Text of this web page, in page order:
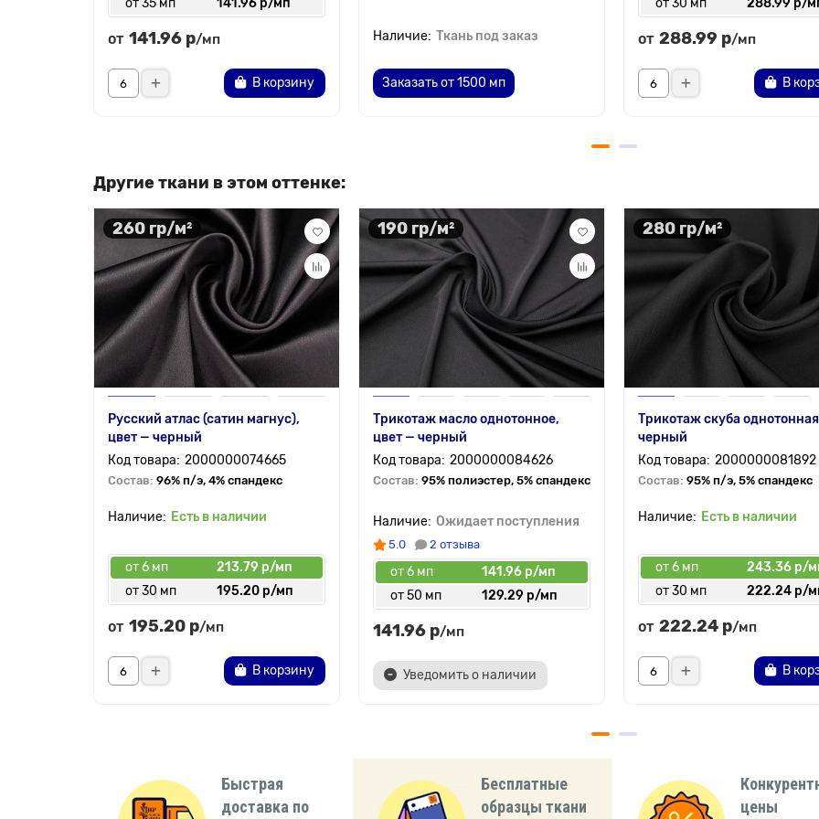
от 35 мп
141.96 р/мп
от 141.96 р/мп
В корзину
Ткань под заказ
Заказать от 1500 мп
от 30 мп
288.99 р/
от 288.99 р/мп
В
Другие ткани в этом оттенке:
260 гр/м²
Русский атлас (сатин магнус),
цвет — черный
2000000074665
Состав: 96% п/э, 4% спандекс
Есть в наличии
от 6 мп
213.79 р/мп
от 30 мп
195.20 р/мп
от 195.20 р/мп
В корзину
190 гр/м²
Трикотаж масло однотонное,
цвет — черный
2000000084626
Состав: 95% полиэстер, 5% спандекс
Ожидает поступления
5.0 2 отзыва
от 6 мп
141.96 р/мп
от 50 мп
129.29 р/мп
141.96 р/мп
Уведомить о наличии
280 гр/м²
Трикотаж скуба
черный
2000000081892
Состав: 95% п/э, 5% спандекс
Есть в наличии
от 6 мп
243.36 р/
от 30 мп
222.24 р/
от 222.24 р/мп
В
Быстрая
доставка по
Бесплатные
образцы ткани
цены